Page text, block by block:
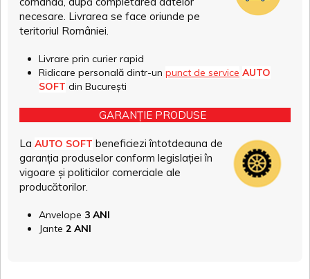
necesare. Livrarea se face oriunde pe
teritoriul României.
Livrare prin curier rapid
Ridicare personală dintr-un punct de service AUTO
SOFT din București
GARANȚIE PRODUSE
La AUTO SOFT beneficiezi întotdeauna de
garanția produselor conform legislației în
vigoare și politicilor comerciale ale
producătorilor.
Anvelope 3 ANI
Jante 2 ANI